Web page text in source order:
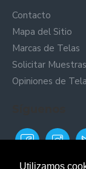
Utilizamos
Contacto
Mapa del Sitio
Marcas de Telas
Solicitar
Opiniones de